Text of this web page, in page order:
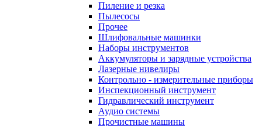
Пиление и резка
Пылесосы
Прочее
Шлифовальные машинки
Наборы инструментов
Аккумуляторы и зарядные устройства
Лазерные нивелиры
Контрольно - измерительные приборы
Инспекционный инструмент
Гидравлический инструмент
Аудио системы
Прочистные машины